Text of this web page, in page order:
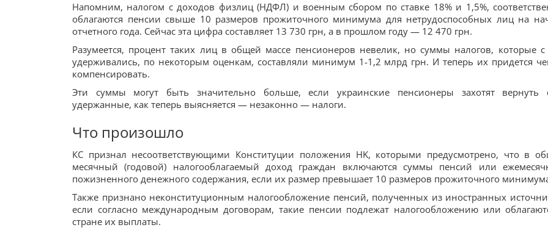
Напомним, налогом с доходов физлиц (НДФЛ) и военным сбором по ставке 18% и 1,5%,
облагаются пенсии свыше 10 размеров прожиточного минимума для нетрудоспособных лиц на
отчетного года. Сейчас эта цифра составляет 13 730 грн, а в прошлом году — 12 470 грн.
Разумеется, процент таких лиц в общей массе пенсионеров невелик, но суммы налогов, которые
удерживались, по некоторым оценкам, составляли минимум 1-1,2 млрд грн. И теперь их придется
компенсировать.
Эти суммы могут быть значительно больше, если украинские пенсионеры захотят вернуть
удержанные, как теперь выясняется — незаконно — налоги.
Что произошло
КС признал несоответствующими Конституции положения НK, которыми предусмотрено, что в
месячный (годовой) налогооблагаемый доход граждан включаются суммы пенсий или
пожизненного денежного содержания, если их размер превышает 10 размеров прожиточного
Также признано неконституционным налогообложение пенсий, полученных из иностранных
если согласно международным договорам, такие пенсии подлежат налогообложению или
стране их выплаты.